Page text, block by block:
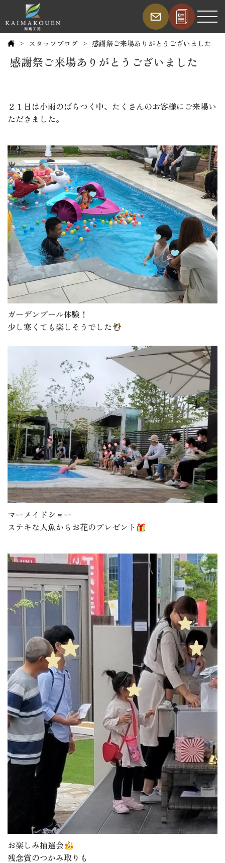
スタッフブログ 感謝祭ご来場ありがとうございました
感謝祭ご来場ありがとうございました
２１日は小雨のぱらつく中、たくさんのお客様にご来場い
ただきました。
ガーデンプール体験！
少し寒くても楽しそうでした
マーメイドショー
ステキな人魚からお花のプレゼント
お楽しみ抽選会
残念賞のつかみ取りも